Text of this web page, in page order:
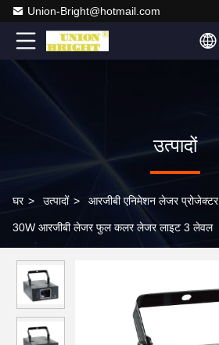
Union-Bright@hotmail.com
उत्पादों
घर > उत्पादों > आरजीबी एनिमेशन लेजर प्रोजेक्टर
30W आरजीबी लेजर फुल कलर लेजर लाइट 3 लेवल